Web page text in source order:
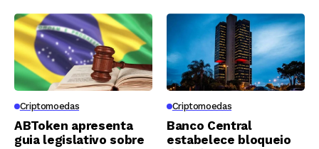
Criptomoedas
ABToken apresenta
guia legislativo sobre
Criptomoedas
Banco Central
estabelece bloqueio